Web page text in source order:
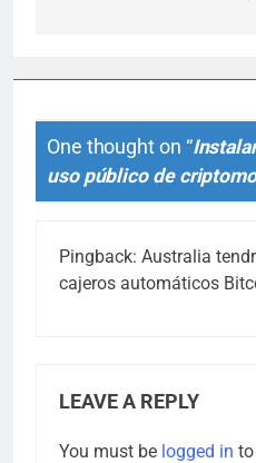
One thought on “
uso público de
Pingback: Australia
cajeros automáticos
LEAVE A REPLY
You must be logged in